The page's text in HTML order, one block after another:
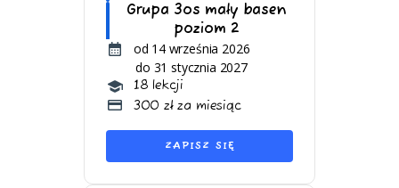
Grupa 3os mały basen
poziom 2
od 14 września 2026
do 31 stycznia 2027
18 lekcji
300 zł za miesiąc
ZAPISZ SIĘ